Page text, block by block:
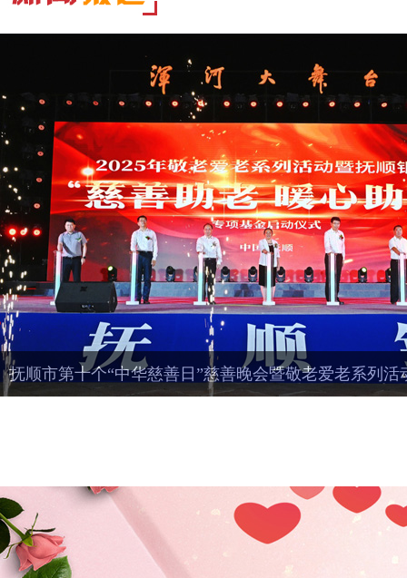
抚顺市第十个“中华慈善日”慈善晚会暨敬老爱老系列活